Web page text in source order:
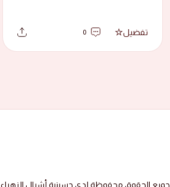
تفضيل 0
جميع الحقوق محفوظة لدى حسينية أشبال الزهراء.